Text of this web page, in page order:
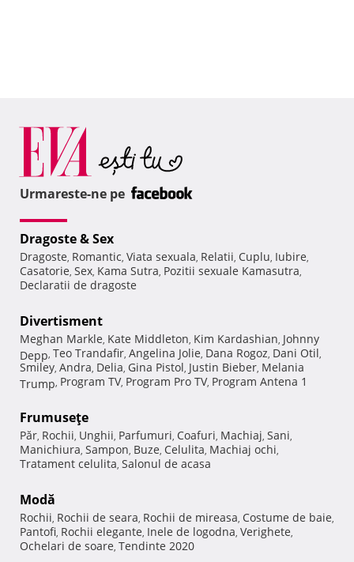
Urmareste-ne pe
Dragoste & Sex
Dragoste, Romantic, Viata sexuala, Relatii, Cuplu, Iubire,
Casatorie, Sex, Kama Sutra, Pozitii sexuale Kamasutra,
Declaratii de dragoste
Divertisment
Meghan Markle, Kate Middleton, Kim Kardashian, Johnny
Depp, Teo Trandafir, Angelina Jolie, Dana Rogoz, Dani Otil,
Smiley, Andra, Delia, Gina Pistol, Justin Bieber, Melania
Trump, Program TV, Program Pro TV, Program Antena 1
Frumuseţe
Păr, Rochii, Unghii, Parfumuri, Coafuri, Machiaj, Sani,
Manichiura, Sampon, Buze, Celulita, Machiaj ochi,
Tratament celulita, Salonul de acasa
Modă
Rochii, Rochii de seara, Rochii de mireasa, Costume de baie,
Pantofi, Rochii elegante, Inele de logodna, Verighete,
Ochelari de soare, Tendinte 2020